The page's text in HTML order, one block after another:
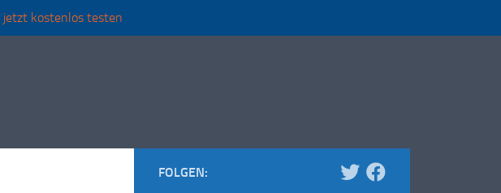
jetzt kostenlos testen
FOLGEN: